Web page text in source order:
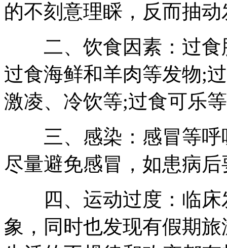
的不刻意理睬，反而抽
二、饮食因素：过食
过食海鲜和羊肉等发物;
激凌、冷饮等;过食可乐
三、感染：感冒等呼
尽量避免感冒，如患病
四、运动过度：临床
象，同时也发现有假期